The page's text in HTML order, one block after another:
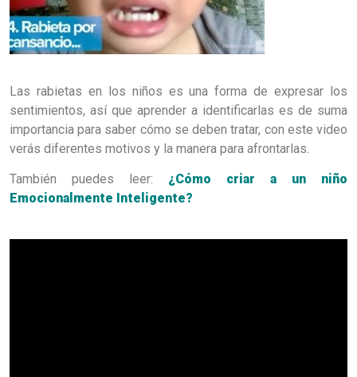
Las rabietas en los niños es una forma de expresar los
sentimientos, así que aprender a identificarlas es de suma
importancia para saber cómo se deben tratar, con este video
verás diferentes motivos y la manera para afrontarlas.
También puedes leer: ¿Cómo criar a un niño
Emocionalmente Inteligente?